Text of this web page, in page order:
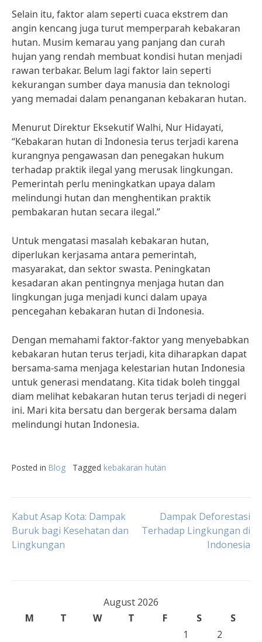
Selain itu, faktor alam seperti cuaca ekstrem dan
angin kencang juga turut memperparah kebakaran
hutan. Musim kemarau yang panjang dan curah
hujan yang rendah membuat kondisi hutan menjadi
rawan terbakar. Belum lagi faktor lain seperti
kekurangan sumber daya manusia dan teknologi
yang memadai dalam penanganan kebakaran hutan.
Menurut Direktur Eksekutif Walhi, Nur Hidayati,
“Kebakaran hutan di Indonesia terus terjadi karena
kurangnya pengawasan dan penegakan hukum
terhadap praktik ilegal yang merusak lingkungan.
Pemerintah perlu meningkatkan upaya dalam
melindungi hutan dan menghentikan praktik
pembakaran hutan secara ilegal.”
Untuk mengatasi masalah kebakaran hutan,
diperlukan kerjasama antara pemerintah,
masyarakat, dan sektor swasta. Peningkatan
kesadaran akan pentingnya menjaga hutan dan
lingkungan juga menjadi kunci dalam upaya
pencegahan kebakaran hutan di Indonesia.
Dengan memahami faktor-faktor yang menyebabkan
kebakaran hutan terus terjadi, kita diharapkan dapat
bersama-sama menjaga kelestarian hutan Indonesia
untuk generasi mendatang. Kita tidak boleh tinggal
diam melihat kebakaran hutan terus terjadi di negeri
ini. Mari kita bersatu dan bergerak bersama dalam
melindungi hutan Indonesia.
Posted in Blog Tagged kebakaran hutan
Post
navigation
Kabut Asap Kota: Dampak
Buruk bagi Kesehatan dan
Lingkungan
Dampak Deforestasi
Terhadap Lingkungan di
Indonesia
August 2026
M
T W T F S
S
1
2